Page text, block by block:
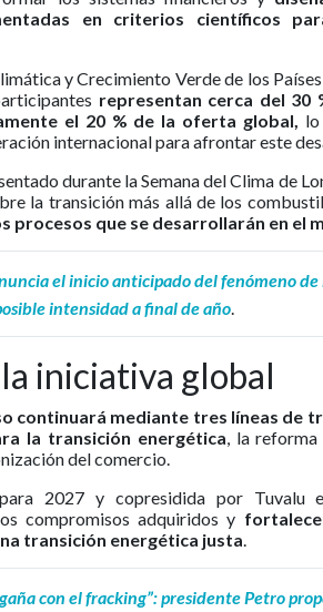
en criterios científicos
y Crecimiento Verde de los
representan cerca del 30
el 20 % de la oferta global,
internacional para afrontar este
durante la Semana del Clima de
la transición más allá de los
procesos que se desarrollarán en el
el inicio anticipado del fenómeno de
intensidad a final de año.
iniciativa global
continuará mediante tres líneas de
la transición energética, la
del comercio.
2027 y copresidida por Tuvalu
compromisos adquiridos y
transición energética justa.
con el fracking”: presidente Petro